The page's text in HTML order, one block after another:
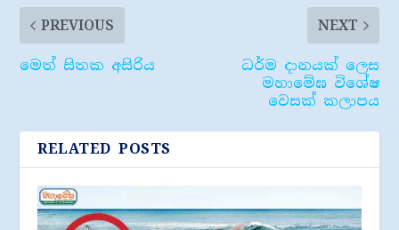
PREVIOUS
මෙත් සිතක අසිරිය
NEXT
ධර්ම දානයක් ලෙස
මහාමේඝ විශේෂ
වෙසක් කලාපය
RELATED POSTS